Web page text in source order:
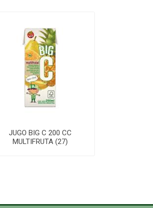
JUGO BIG C 200 CC
MULTIFRUTA (27)